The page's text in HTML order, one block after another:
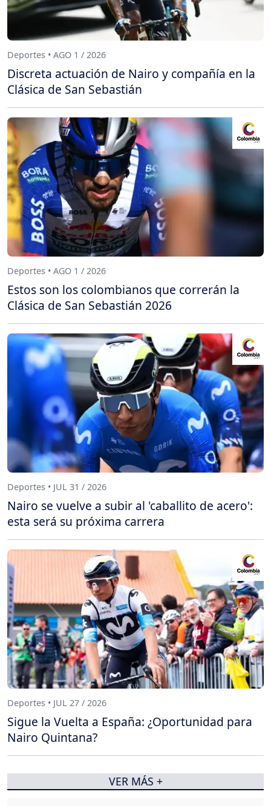
Deportes • AGO 1 / 2026
Discreta actuación de Nairo y compañía en la
Clásica de San Sebastián
Deportes • AGO 1 / 2026
Estos son los colombianos que correrán la
Clásica de San Sebastián 2026
Deportes • JUL 31 / 2026
Nairo se vuelve a subir al 'caballito de acero':
esta será su próxima carrera
Deportes • JUL 27 / 2026
Sigue la Vuelta a España: ¿Oportunidad para
Nairo Quintana?
VER MÁS +